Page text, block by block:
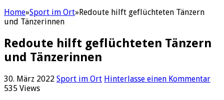
Home»Sport im Ort»Redoute hilft geflüchteten Tänzern
und Tänzerinnen
Redoute hilft geflüchteten Tänzern
und Tänzerinnen
30. März 2022 Sport im Ort Hinterlasse einen Kommentar
535 Views